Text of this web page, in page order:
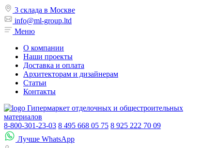
3 склада в Москве
info@ml-group.ltd
Меню
О компании
Наши проекты
Доставка и оплата
Архитекторам и дизайнерам
Статьи
Контакты
Гипермаркет отделочных и общестроительных
материалов
8-800-301-23-03 8 495 668 05 75 8 925 222 70 09
Лучше WhatsApp